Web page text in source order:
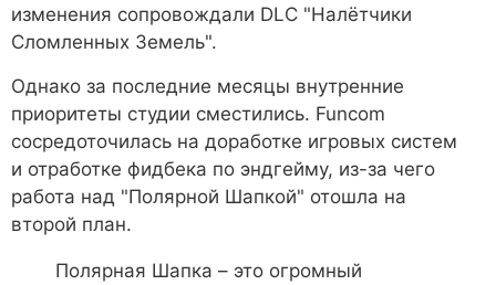
изменения сопровождали DLC "Налётчики
Сломленных Земель".
Однако за последние месяцы внутренние
приоритеты студии сместились. Funcom
сосредоточилась на доработке игровых систем
и отработке фидбека по эндгейму, из-за чего
работа над "Полярной Шапкой" отошла на
второй план.
Полярная Шапка – это огромный